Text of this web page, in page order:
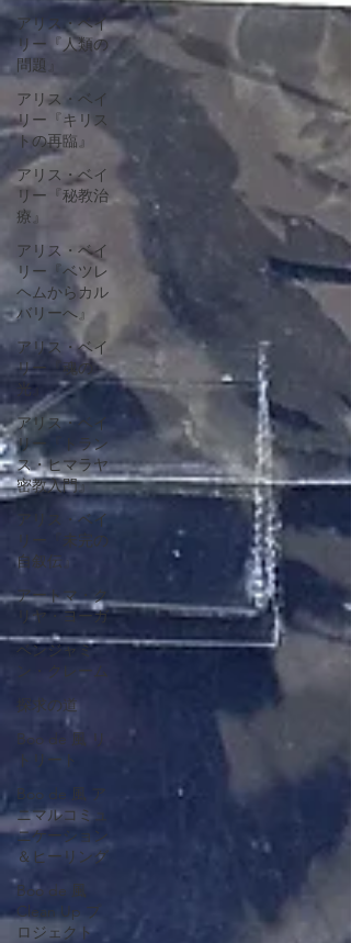
アリス・ベイ
リー『人類の
問題』
アリス・ベイ
リー『キリス
トの再臨』
アリス・ベイ
リー『秘教治
療』
アリス・ベイ
リー『ベツレ
ヘムからカル
バリーへ』
アリス・ベイ
リー『魂の
光』
アリス・ベイ
リー『トラン
ス・ヒマラヤ
密教入門』
アリス・ベイ
リー『未完の
自叙伝』
アートマ・ク
リヤ・ヨーガ
ベンジャミ
ン・クレーム
探求の道
Boo de 風 リ
トリート
Boo de 風 ア
ニマルコミュ
ニケーション
＆ヒーリング
Boo de 風
Clean Up プ
ロジェクト